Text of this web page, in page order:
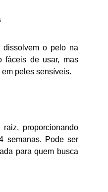
dissolvem o pelo na
fáceis de usar, mas
peles sensíveis.
proporcionando
semanas. Pode ser
para quem busca